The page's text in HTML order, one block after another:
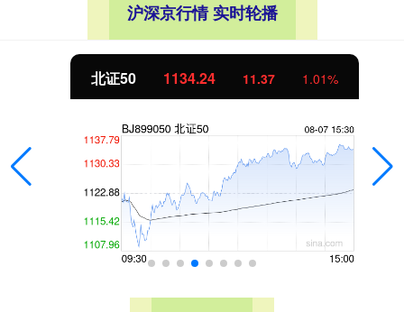
沪深京行情 实时轮播
北证50 1134.24 11.37 1.01%